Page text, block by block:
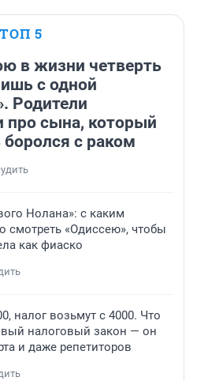
ТОП 5
в жизни четверть
с одной
Родители
про сына, который
с раком
Нолана»: с каким
смотреть «Одиссею», чтобы
как фиаско
налог возьмут с 4000. Что
налоговый закон — он
и даже репетиторов